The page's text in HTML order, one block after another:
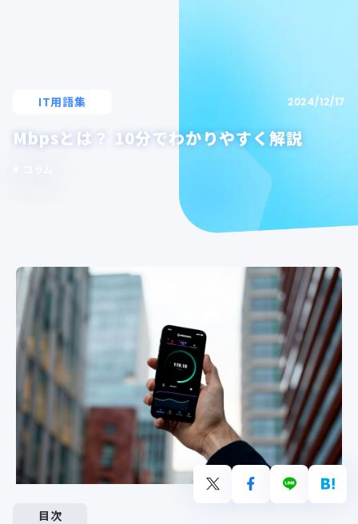
IT用語集 2024/12/17
Mbpsとは？ 10分でわかりやすく解説
目次